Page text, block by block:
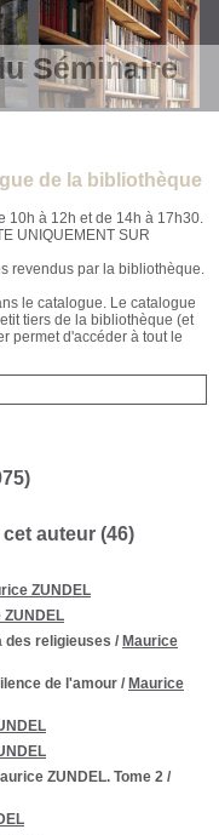
Séminaire
de la bibliothèque
10h à 12h et de 14h à 17h30.
UNIQUEMENT SUR
revendus par la bibliothèque.
le catalogue. Le catalogue
tiers de la bibliothèque (et
permet d'accéder à tout le
auteur (46)
ZUNDEL
ZUNDEL
des religieuses / Maurice
de l'amour / Maurice
ZUNDEL. Tome 2 /